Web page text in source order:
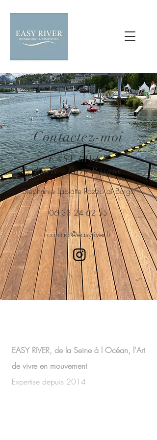
Contactez-moi
EASY RIVER
Paris - Pays Basque
Stéphanie Laplatte Pozzo di Borgo
06 33 24 62 55
contact@easyriver.fr
EASY RIVER, de la Seine à l Océan, l'Art
de vivre en mouvement
Expertise depuis 2014